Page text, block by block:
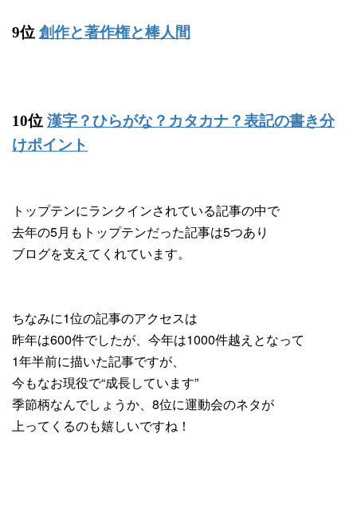
9位 創作と著作権と棒人間
10位 漢字？ひらがな？カタカナ？表記の書き分
けポイント
トップテンにランクインされている記事の中で
去年の5月もトップテンだった記事は5つあり
ブログを支えてくれています。
ちなみに1位の記事のアクセスは
昨年は600件でしたが、今年は1000件越えとなって
1年半前に描いた記事ですが、
今もなお現役で“成長しています”
季節柄なんでしょうか、8位に運動会のネタが
上ってくるのも嬉しいですね！